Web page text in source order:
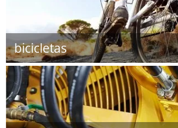
bicicletas